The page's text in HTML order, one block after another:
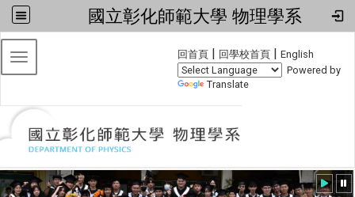
國立彰化師範大學 物理學系
回首頁 | 回學校首頁 | English
Powered by
Translate
Toggle navigation